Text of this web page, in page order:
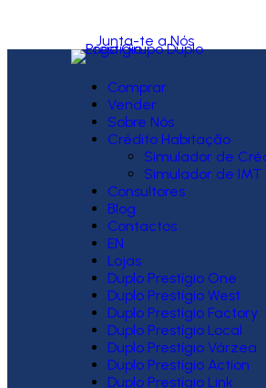
Junta-te a Nós
Comprar
Vender
Sobre Nós
Crédito Habitação
Simulador de
Simulador de IMT
Consultores
Blog
Contactos
EN
Lojas
Duplo Prestígio One
Duplo Prestígio West
Duplo Prestígio Factory
Duplo Prestígio Local
Duplo Prestígio Várzea
Duplo Prestígio Action
Duplo Prestígio Link